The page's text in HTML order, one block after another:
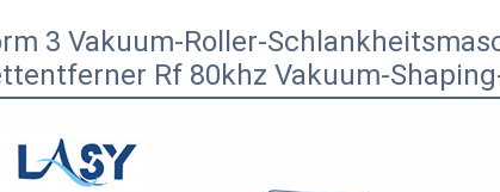
3 Vakuum-Roller-
Rf 80khz Vakuum-